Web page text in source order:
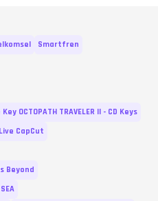
Smartfren
OCTOPATH TRAVELER II - CD Keys
CapCut
Beyond